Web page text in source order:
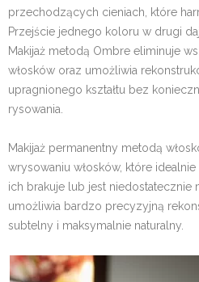
przechodzących cieniach, które
Przejście jednego koloru w drugi
Makijaż metodą Ombre eliminuje
włosków oraz umożliwia
upragnionego kształtu bez
rysowania.
Makijaż permanentny metodą
wrysowaniu włosków, które
ich brakuje lub jest niedostatecznie
umożliwia bardzo precyzyjną
subtelny i maksymalnie naturalny.